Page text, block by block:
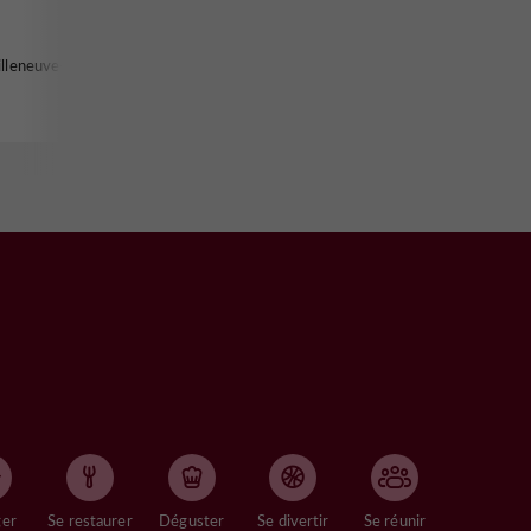
sur-
Se restaurer Déguster Se divertir Se réunir